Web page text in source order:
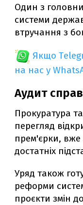
Один з
системи
втручання з
Якщо
на нас у
Аудит
Прокуратура
перегляд
прем'єрки, вже
достатніх
Уряд також
реформи
проєкти змін